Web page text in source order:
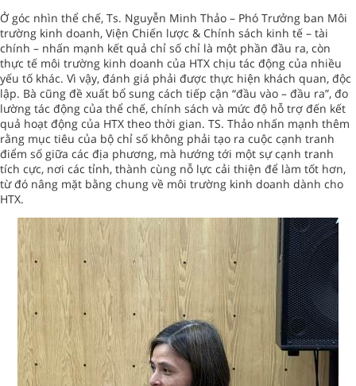
Ở góc nhìn thể chế, Ts. Nguyễn Minh Thảo – Phó Trưởng ban Môi
trường kinh doanh, Viện Chiến lược & Chính sách kinh tế – tài
chính – nhấn mạnh kết quả chỉ số chỉ là một phần đầu ra, còn
thực tế môi trường kinh doanh của HTX chịu tác động của nhiều
yếu tố khác. Vì vậy, đánh giá phải được thực hiện khách quan, độc
lập. Bà cũng đề xuất bổ sung cách tiếp cận “đầu vào – đầu ra”, đo
lường tác động của thể chế, chính sách và mức độ hỗ trợ đến kết
quả hoạt động của HTX theo thời gian. TS. Thảo nhấn mạnh thêm
rằng mục tiêu của bộ chỉ số không phải tạo ra cuộc cạnh tranh
điểm số giữa các địa phương, mà hướng tới một sự cạnh tranh
tích cực, nơi các tỉnh, thành cùng nỗ lực cải thiện để làm tốt hơn,
từ đó nâng mặt bằng chung về môi trường kinh doanh dành cho
HTX.